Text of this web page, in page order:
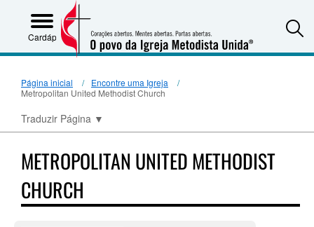
Cardápio
Página inicial
Encontre uma Igreja
Metropolitan United Methodist Church
Traduzir Página ▼
METROPOLITAN UNITED METHODIST
CHURCH